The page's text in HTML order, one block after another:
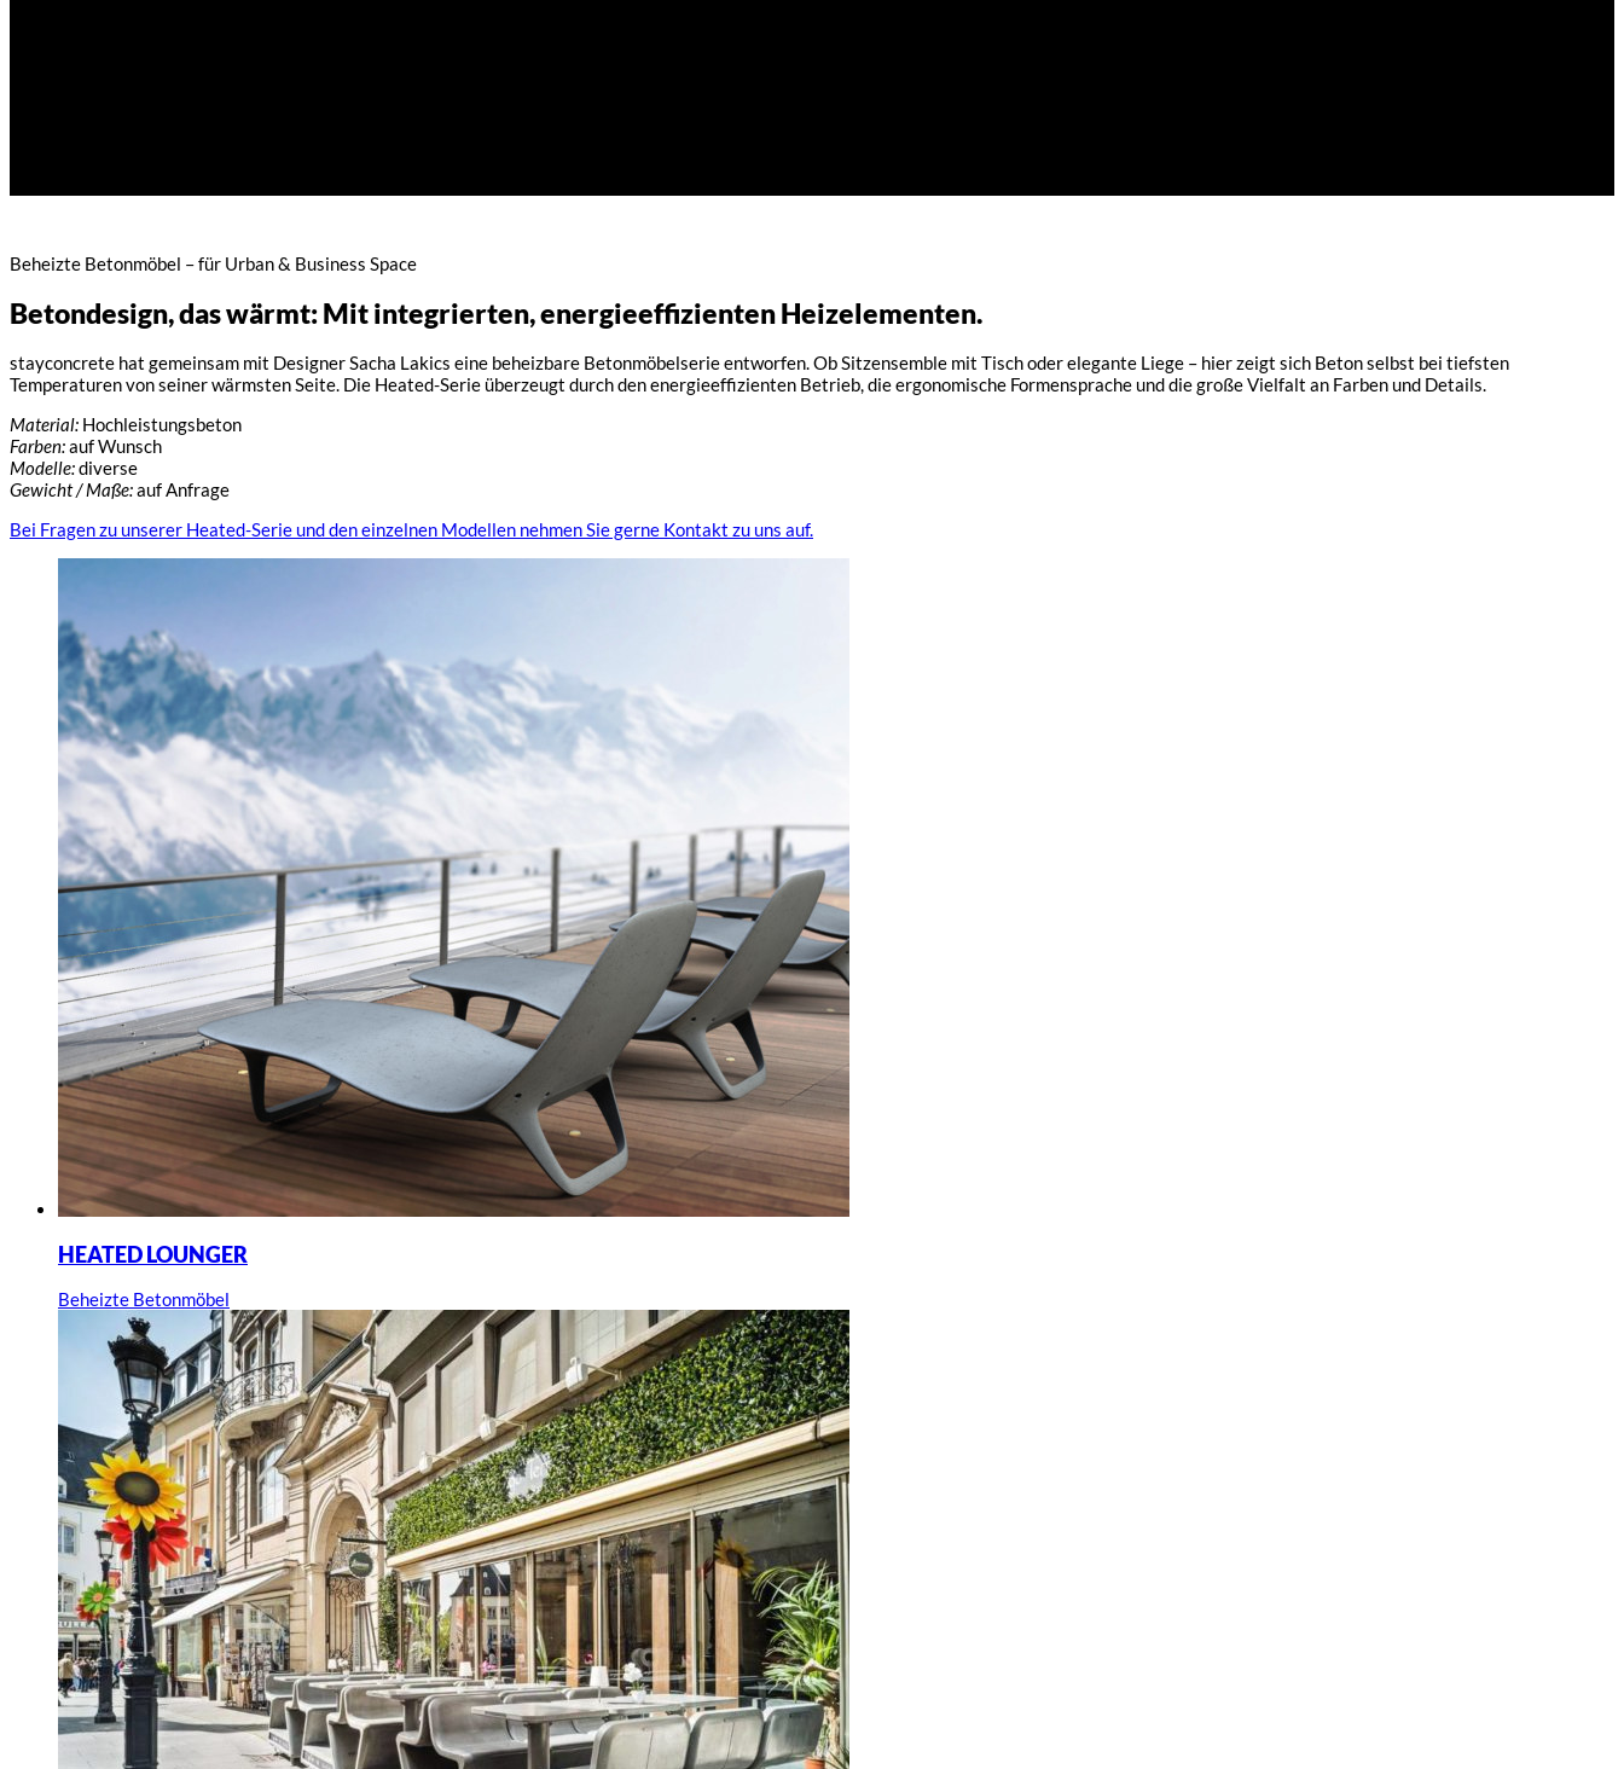
Beheizte Betonmöbel – für Urban & Business Space
Betondesign, das wärmt: Mit integrierten, energieeffizienten Heizelementen.
stayconcrete hat gemeinsam mit Designer Sacha Lakics eine beheizbare Betonmöbelserie entworfen. Ob Sitzensemble mit Tisch oder elegante Liege – hier zeigt sich Beton selbst bei tiefsten
Temperaturen von seiner wärmsten Seite. Die Heated-Serie überzeugt durch den energieeffizienten Betrieb, die ergonomische Formensprache und die große Vielfalt an Farben und Details.
Material: Hochleistungsbeton
Farben:auf Wunsch
Modelle:diverse
Gewicht / Maße:auf Anfrage
Bei Fragen zu unserer Heated-Serie und den einzelnen Modellen nehmen Sie gerne Kontakt zu uns auf.
HEATED LOUNGER
Beheizte Betonmöbel